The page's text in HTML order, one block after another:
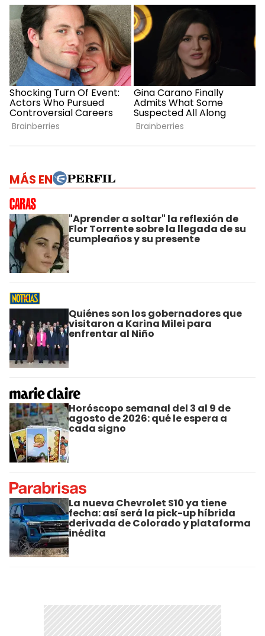
MÁS EN
"Aprender a soltar" la reflexión de
Flor Torrente sobre la llegada de su
cumpleaños y su presente
Quiénes son los gobernadores que
visitaron a Karina Milei para
enfrentar al Niño
Horóscopo semanal del 3 al 9 de
agosto de 2026: qué le espera a
cada signo
La nueva Chevrolet S10 ya tiene
fecha: así será la pick-up híbrida
derivada de Colorado y plataforma
inédita